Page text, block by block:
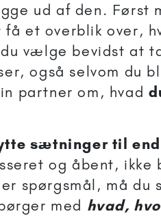
ud af den. Først
et overblik over,
vælge bevidst at
også selvom du
partner om, hvad
sætninger til
og åbent, ikke
spørgsmål, må du
med hvad,